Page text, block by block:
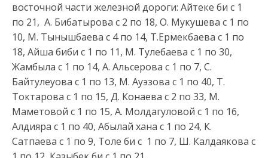
восточной части железной дороги: Айтеке би с 1
по 21, А. Бибатырова с 2 по 18, О. Мукушева с 1 по
10, М. Тынышбаева с 4 по 14, Т.Ермекбаева с 1 по
18, Айша биби с 1 по 11, М. Тулебаева с 1 по 30,
Жамбыла с 1 по 14, А. Альсерова с 1 по 7, С.
Байтулеуова с 1 по 13, М. Ауэзова с 1 по 40, Т.
Токтарова с 1 по 15, Д. Конаева с 2 по 33, М.
Маметовой с 1 по 15, А. Молдагуловой с 1 по 16,
Алдияра с 1 по 40, Абылай хана с 1 по 24, К.
Сатпаева с 1 по 9, Толе би с 1 по 7, Ш. Калдаякова с